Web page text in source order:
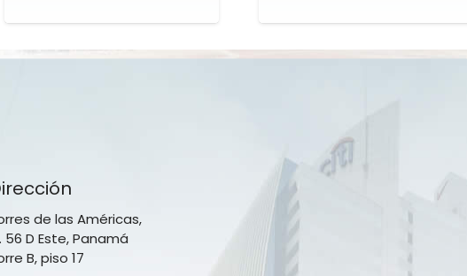
de las Américas,
56 D Este, Panamá
B, piso 17